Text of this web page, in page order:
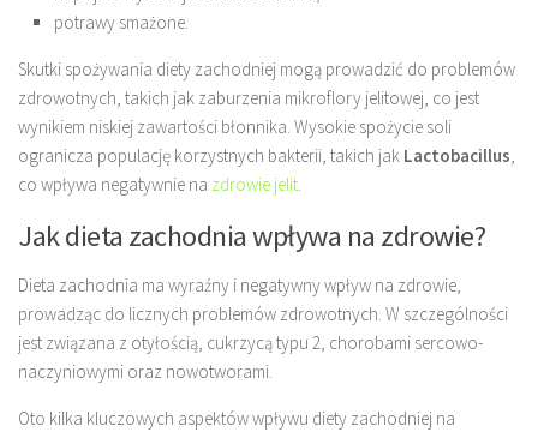
potrawy smażone.
Skutki spożywania diety zachodniej mogą prowadzić do problemów
zdrowotnych, takich jak zaburzenia mikroflory jelitowej, co jest
wynikiem niskiej zawartości błonnika. Wysokie spożycie soli
ogranicza populację korzystnych bakterii, takich jak Lactobacillus,
co wpływa negatywnie na zdrowie jelit.
Jak dieta zachodnia wpływa na zdrowie?
Dieta zachodnia ma wyraźny i negatywny wpływ na zdrowie,
prowadząc do licznych problemów zdrowotnych. W szczególności
jest związana z otyłością, cukrzycą typu 2, chorobami sercowo-
naczyniowymi oraz nowotworami.
Oto kilka kluczowych aspektów wpływu diety zachodniej na